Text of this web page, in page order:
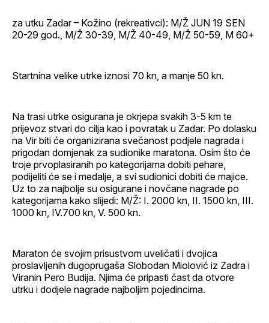
za utku Zadar – Kožino (rekreativci): M/Ž JUN 19 SEN
20-29 god., M/Ž 30-39, M/Ž 40-49, M/Ž 50-59, M 60+
Startnina velike utrke iznosi 70 kn, a manje 50 kn.
Na trasi utrke osigurana je okrjepa svakih 3-5 km te
prijevoz stvari do cilja kao i povratak u Zadar. Po dolasku
na Vir biti će organizirana svečanost podjele nagrada i
prigodan domjenak za sudionike maratona. Osim što će
troje prvoplasiranih po kategorijama dobiti pehare,
podijeliti će se i medalje, a svi sudionici dobiti će majice.
Uz to za najbolje su osigurane i novčane nagrade po
kategorijama kako slijedi: M/Ž: I. 2000 kn, II. 1500 kn, III.
1000 kn, IV.700 kn, V. 500 kn.
Maraton će svojim prisustvom uveličati i dvojica
proslavljenih dugoprugaša Slobodan Miolović iz Zadra i
Viranin Pero Budija. Njima će pripasti čast da otvore
utrku i dodjele nagrade najboljim pojedincima.